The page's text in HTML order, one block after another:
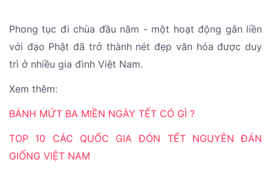
Phong tục đi chùa đầu năm - một hoạt động gắn liền
với đạo Phật đã trở thành nét đẹp văn hóa được duy
trì ở nhiều gia đình Việt Nam.
Xem thêm:
BÁNH MỨT BA MIỀN NGÀY TẾT CÓ GÌ ?
TOP 10 CÁC QUỐC GIA ĐÓN TẾT NGUYÊN ĐÁN
GIỐNG VIỆT NAM